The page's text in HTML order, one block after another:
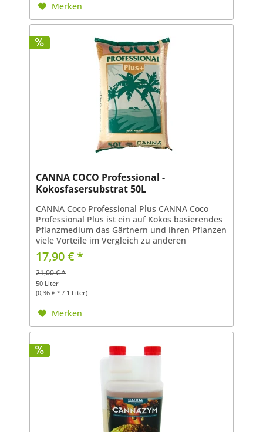
Merken
CANNA COCO Professional -
Kokosfasersubstrat 50L
CANNA Coco Professional Plus CANNA Coco
Professional Plus ist ein auf Kokos basierendes
Pflanzmedium das Gärtnern und ihren Pflanzen
viele Vorteile im Vergleich zu anderen
Substraten bietet: CANNA Coco Professional
Plus ist ein reines,...
17,90 € *
21,00 € *
50 Liter
(0,36 € * / 1 Liter)
Merken